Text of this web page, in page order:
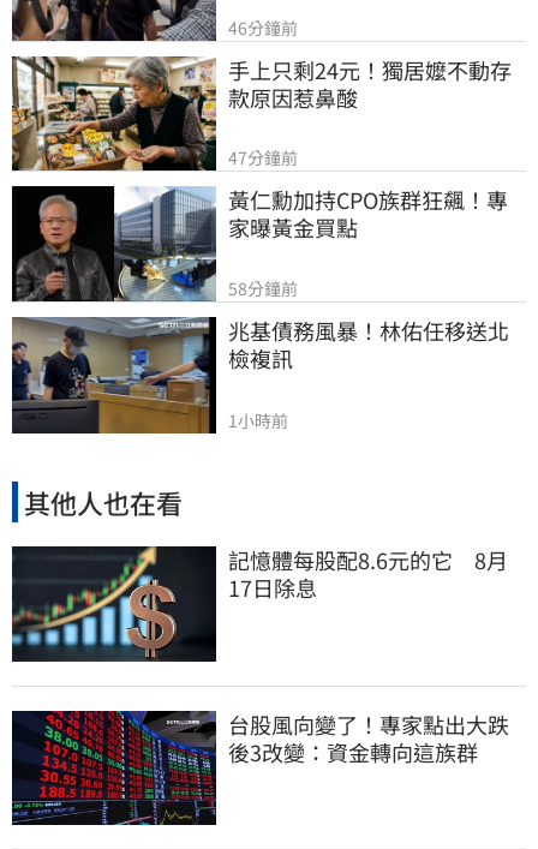
46分鐘前
手上只剩24元！獨居嬤不動存
款原因惹鼻酸
47分鐘前
黃仁勳加持CPO族群狂飆！專
家曝黃金買點
58分鐘前
兆基債務風暴！林佑任移送北
檢複訊
1小時前
其他人也在看
記憶體每股配8.6元的它 8月
17日除息
台股風向變了！專家點出大跌
後3改變：資金轉向這族群